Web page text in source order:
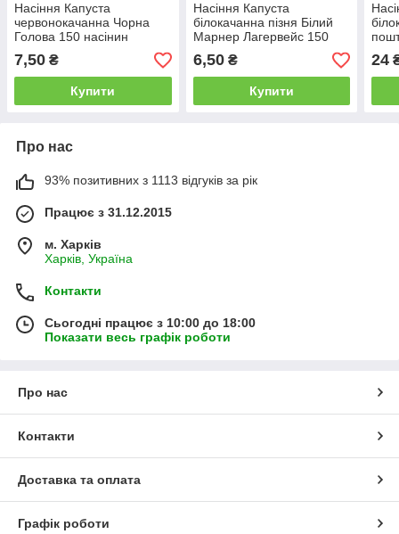
Насіння Капуста
червонокачанна Чорна
Голова 150 насінин
Сонячний Март
7,50 ₴
Купити
Насіння Капуста
білокачанна пізня Білий
Марнер Лагервейс 150
насінин Сонячний
Березень
6,50₴
Купити
24
Про нас
93% позитивних з 1113 відгуків за рік
Працює з 31.12.2015
м. Харків
Харків, Україна
Контакти
Сьогодні працює з 10:00 до 18:00
Показати весь графік роботи
Про нас
Контакти
Доставка та оплата
Графік роботи